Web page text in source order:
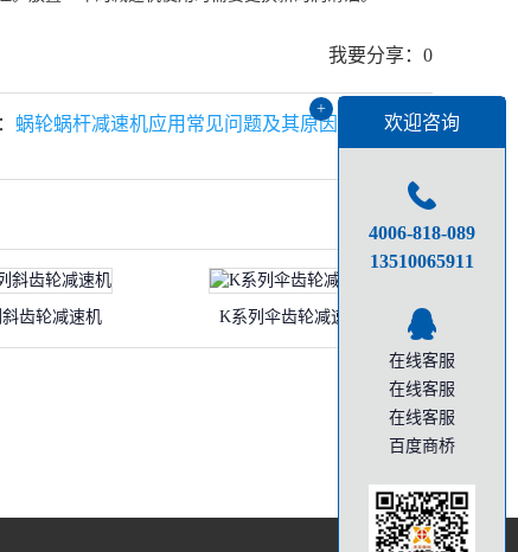
我要分享： 0
蜗轮蜗杆减速机应用常见问题及其原因和解决方法
齿轮减速机 K系列伞齿轮减速机
+
欢迎咨询
4006-818-089
‭13510065911
在线客服
在线客服
在线客服
百度商桥